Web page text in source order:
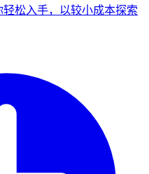
松入手，以较小成本探索